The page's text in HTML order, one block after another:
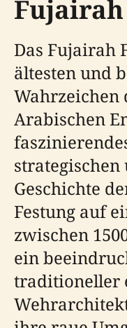
Das Fujairah
ältesten und
Wahrzeichen
Arabischen
Geschichte
Festung auf
zwischen
ein
traditioneller